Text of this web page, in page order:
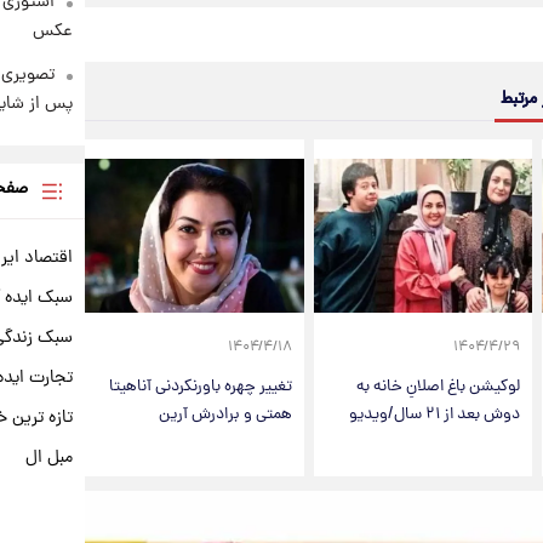
مرتبط
۱۴۰۴/۴/۲۹
لوکیشن باغ اصلانِ خانه به
دوش بعد از ۲۱ سال/ویدیو
۱۴۰۴/۴/۱۸
تغییر چهره باورنکردنی آناهیتا
همتی و برادرش آرین
عکس
پس از
اقتصاد
سبک ایده
سبک
تجارت
تازه ترین
مبل ال